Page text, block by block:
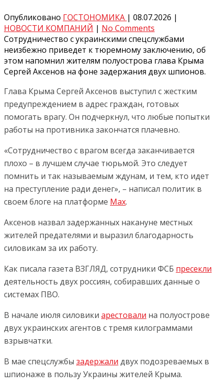
Опубликовано ГОСТОНОМИКА | 08.07.2026 |
НОВОСТИ КОМПАНИЙ | No Comments
Сотрудничество с украинскими спецслужбами
неизбежно приведет к тюремному заключению, об
этом напомнил жителям полуострова глава Крыма
Сергей Аксенов на фоне задержания двух шпионов.
Глава Крыма Сергей Аксенов выступил с жестким
предупреждением в адрес граждан, готовых
помогать врагу. Он подчеркнул, что любые попытки
работы на противника закончатся плачевно.
«Сотрудничество с врагом всегда заканчивается
плохо – в лучшем случае тюрьмой. Это следует
помнить и так называемым ждунам, и тем, кто идет
на преступление ради денег», – написал политик в
своем блоге на платформе Мах.
Аксенов назвал задержанных накануне местных
жителей предателями и выразил благодарность
силовикам за их работу.
Как писала газета ВЗГЛЯД, сотрудники ФСБ пресекли
деятельность двух россиян, собиравших данные о
системах ПВО.
В начале июля силовики арестовали на полуострове
двух украинских агентов с тремя килограммами
взрывчатки.
В мае спецслужбы задержали двух подозреваемых в
шпионаже в пользу Украины жителей Крыма.